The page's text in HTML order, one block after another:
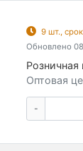
9 шт.,
Обновлено
Розничная
Оптовая
-